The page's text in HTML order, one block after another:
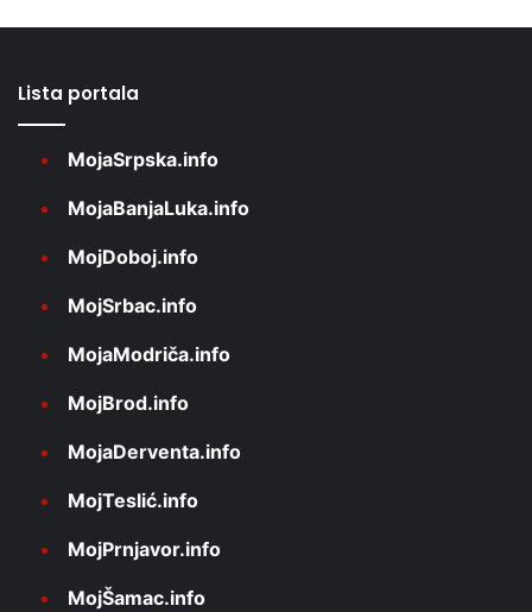
Lista portala
MojaSrpska.info
MojaBanjaLuka.info
MojDoboj.info
MojSrbac.info
MojaModriča.info
MojBrod.info
MojaDerventa.info
MojTeslić.info
MojPrnjavor.info
MojŠamac.info